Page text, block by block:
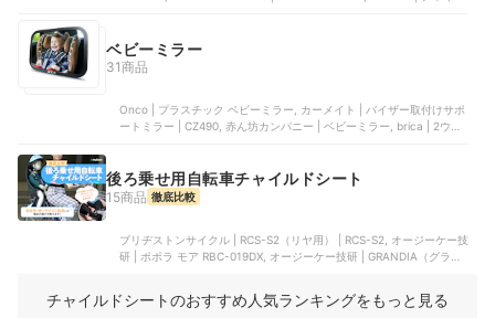
ベビーミラー
31商品
‎Onco | プラスチック ベビーミラー, カーメイト | バイザー取付けサポ
ートミラー | CZ490, 赤ん坊カンパニー | ベビーミラー, brica | 2ウェ
後ろ乗せ用自転車チャイルドシート
15商品 徹底比較
ブリヂストンサイクル | RCS-S2（リヤ用） | RCS-S2, オージーケー技
研 | ポポラ モア RBC-019DX, オージーケー技研 | GRANDIA（グラン
チャイルドシートのおすすめ人気ランキングをもっと見る